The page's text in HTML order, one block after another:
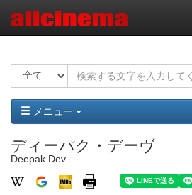
メニュー
ディーパク・デーヴ
Deepak Dev